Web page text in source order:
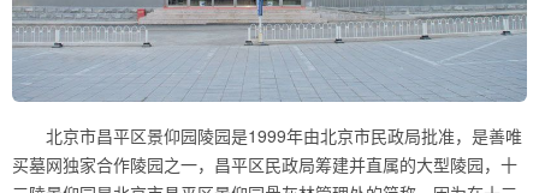
北京市昌平区景仰园陵园是1999年由北京市民政局批准，是善唯
买墓网独家合作陵园之一，昌平区民政局筹建并直属的大型陵园，十